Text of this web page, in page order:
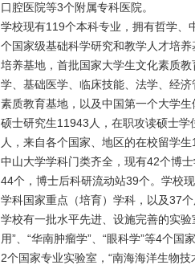
口腔医院等3个附属专科医院。
学校现有119个本科专业，拥有哲学、
个国家级基础科学研究和教学人才培
培养基地，首批国家大学生文化素质
学、基础医学、临床技能、法学、经
素质教育基地，以及中国第一个大学
硕士研究生11943人，在职攻读硕士
人，来自各个国家、地区的在校留学生
中山大学学科门类齐全，现有42个博
44个，博士后科研流动站39个。学校
学科国家重点（培育）学科，以及37
学校有一批水平先进、设施完善的实验
用”、“华南肿瘤学”、“眼科学”等4个
2个国家专业实验室，“南海海洋生物